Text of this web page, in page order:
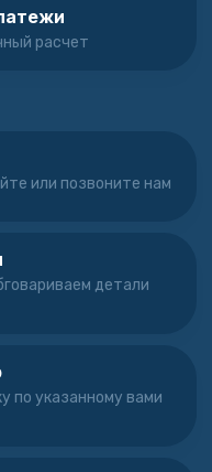
расчет
или позвоните нам
детали
по указанному вами